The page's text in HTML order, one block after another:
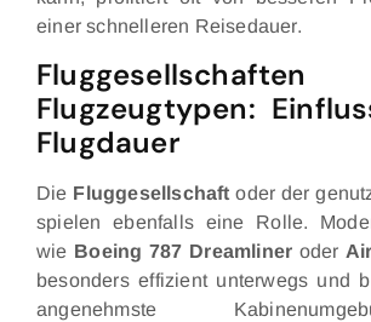
einer schnelleren Reisedauer.
Flugzeugtypen:
Flugdauer
Die Fluggesellschaft oder der
spielen ebenfalls eine Rolle.
wie Boeing 787 Dreamliner oder
besonders effizient unterwegs und
angenehmste